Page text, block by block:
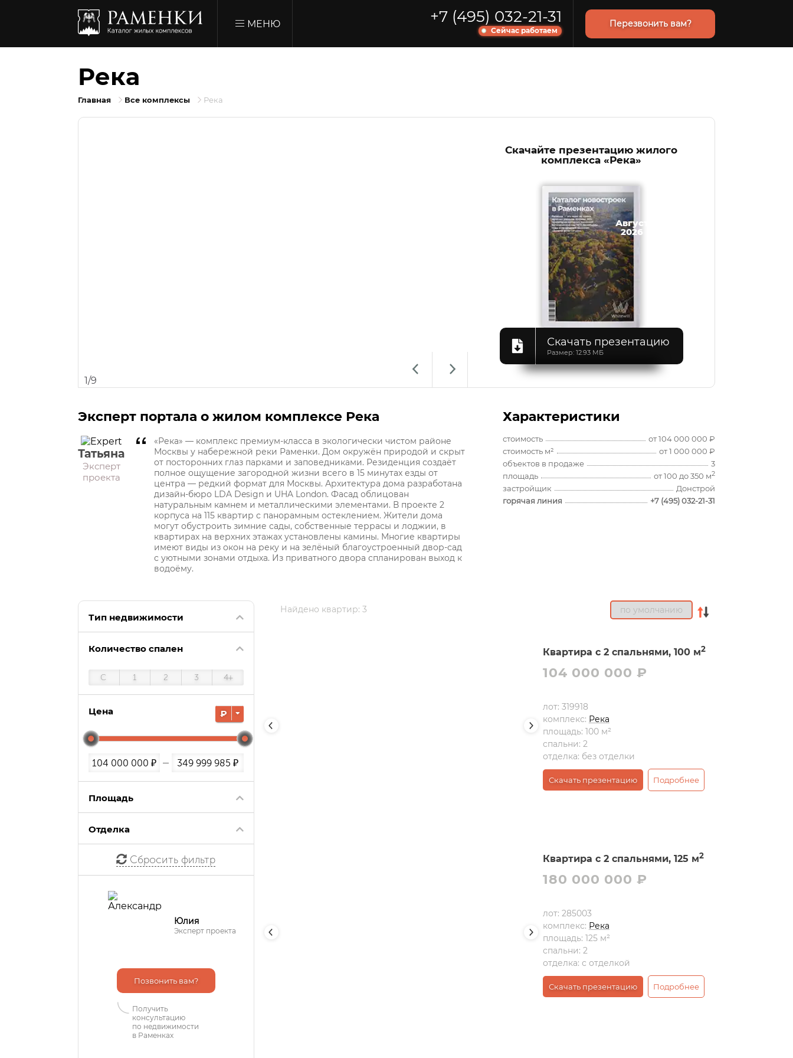
МЕНЮ +7 (495) 032-21-31
Сейчас работаем
Перезвонить вам?
Река
Главная Все комплексы Река
1/9
Скачайте презентацию жилого
комплекса «Река»
Август
2026
Скачать презентацию
Размер: 12.93 МБ
Эксперт портала о жилом комплексе Река
Татьяна
Эксперт
проекта
«Река» — комплекс премиум-класса в экологически чистом районе
Москвы у набережной реки Раменки. Дом окружён природой и скрыт
от посторонних глаз парками и заповедниками. Резиденция создаёт
полное ощущение загородной жизни всего в 15 минутах езды от
центра — редкий формат для Москвы. Архитектура дома разработана
дизайн-бюро LDA Design и UHA London. Фасад облицован
натуральным камнем и металлическими элементами. В проекте 2
корпуса на 115 квартир с панорамным остеклением. Жители дома
могут обустроить зимние сады, собственные террасы и лоджии, в
квартирах на верхних этажах установлены камины. Многие квартиры
имеют виды из окон на реку и на зелёный благоустроенный двор-сад
с уютными зонами отдыха. Из приватного двора спланирован выход к
водоёму.
Характеристики
стоимость
от 104 000 000 ₽
стоимость м²
от 1 000 000 ₽
объектов в продаже
3
площадь
от 100 до 350 м2
застройщик
Донстрой
горячая линия
+7 (495) 032-21-31
Тип недвижимости
Количество спален
С 1 2 3 4+
Цена ₽
Площадь
Отделка
Сбросить фильтр
Юлия
Эксперт проекта
Позвонить вам?
Получить
консультацию
по недвижимости
в Раменках
Найдено квартир: 3
Квартира с 2 спальнями, 100 м2
104 000 000 ₽
лот: 319918
комплекс: Река
площадь: 100 м²
спальни: 2
отделка: без отделки
Скачать презентацию Подробнее
Квартира с 2 спальнями, 125 м2
180 000 000 ₽
лот: 285003
комплекс: Река
площадь: 125 м²
спальни: 2
отделка: с отделкой
Скачать презентацию Подробнее